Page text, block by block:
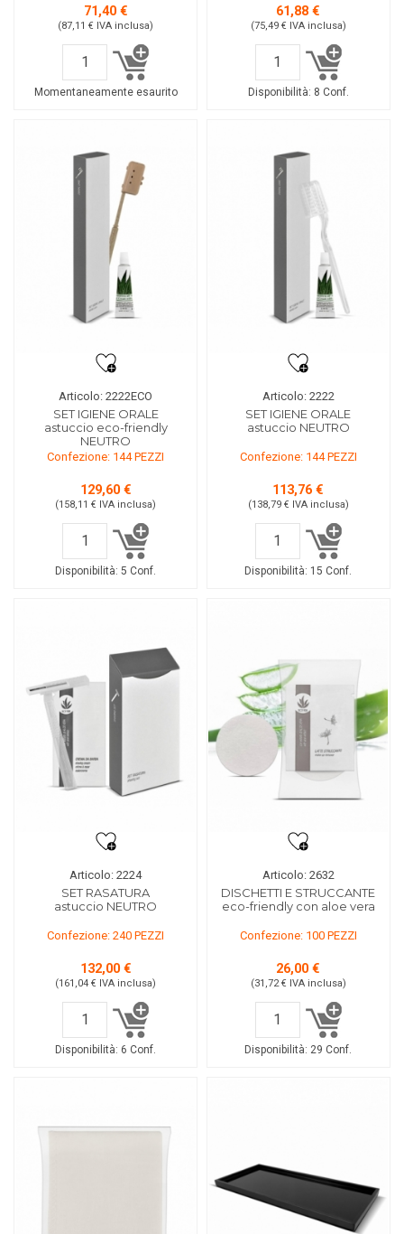
71,40 €
(87,11 € IVA inclusa)
Momentaneamente esaurito
61,88 €
(75,49 € IVA inclusa)
Disponibilità: 8 Conf.
Articolo: 2222ECO
SET IGIENE ORALE
astuccio eco-friendly
NEUTRO
Confezione: 144 PEZZI
129,60 €
(158,11 € IVA inclusa)
Disponibilità:5 Conf.
Articolo: 2222
SET IGIENE ORALE
astuccio NEUTRO
Confezione: 144 PEZZI
113,76 €
(138,79 € IVA inclusa)
Disponibilità: 15 Conf.
Articolo: 2224
SET RASATURA
astuccio NEUTRO
Confezione: 240 PEZZI
132,00 €
(161,04 € IVA inclusa)
Disponibilità: 6 Conf.
Articolo: 2632
DISCHETTI E STRUCCANTE
eco-friendly con aloe vera
Confezione: 100 PEZZI
26,00 €
(31,72 € IVA inclusa)
Disponibilità: 29 Conf.